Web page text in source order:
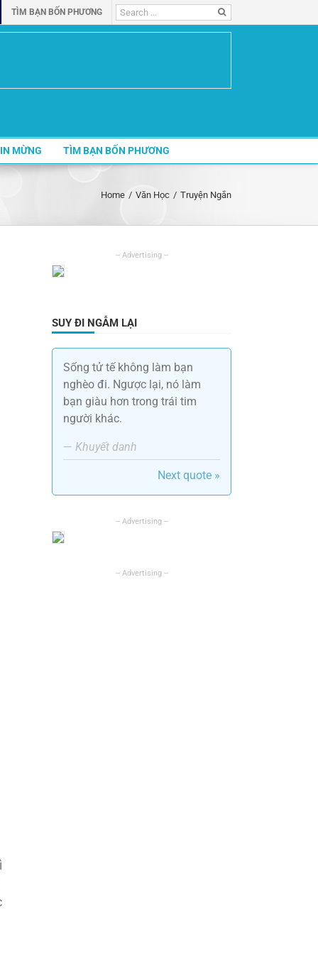
TÌM BẠN BỐN PHƯƠNG
Search
for:
MỪNG TÌM BẠN BỐN PHƯƠNG
Home / Văn Học / Truyện Ngắn
SUY ĐI NGẪM LẠI
Sống tử tế không làm bạn
nghèo đi. Ngược lại, nó làm
bạn giàu hơn trong trái tim
người khác.
— Khuyết danh
Next quote »